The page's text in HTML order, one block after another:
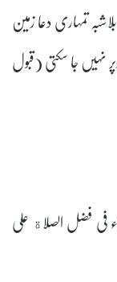
تمہاری دعا زمین
نہیں جا سکتی (قبول
فی فضل الصلاة علی